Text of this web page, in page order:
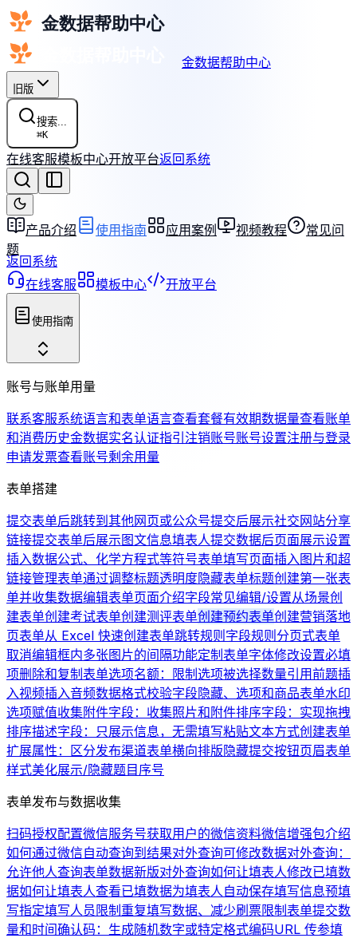
金数据帮助中心
旧版
搜索...
⌘K
在线客服模板中心开放平台返回系统
产品介绍 使用指南 应用案例 视频教程
常见问
题
返回系统
在线客服
模板中心 开放平台
使用指南
账号与账单用量
联系客服系统语言和表单语言查看套餐有效期数据量查看账单
和消费历史金数据实名认证指引注销账号账号设置注册与登录
申请发票查看账号剩余用量
表单搭建
提交表单后跳转到其他网页或公众号提交后展示社交网站分享
链接提交表单后展示图文信息填表人提交数据后页面展示设置
插入数据公式、化学方程式等符号表单填写页面插入图片和超
链接管理表单通过调整标题透明度隐藏表单标题创建第一张表
单并收集数据编辑表单页面介绍字段常见编辑/设置从场景创
建表单创建考试表单创建测评表单创建预约表单创建营销落地
页表单从 Excel 快速创建表单跳转规则字段规则分页式表单
取消编辑框内多张图片的间隔功能定制表单字体修改设置必填
项删除和复制表单选项名额：限制选项被选择数量引用前题插
入视频插入音频数据格式校验字段隐藏、选项和商品表单水印
选项赋值收集附件字段：收集照片和附件排序字段：实现拖拽
排序描述字段：只展示信息，无需填写粘贴文本方式创建表单
扩展属性：区分发布渠道表单横向排版隐藏提交按钮页眉表单
样式美化展示/隐藏题目序号
表单发布与数据收集
扫码授权配置微信服务号获取用户的微信资料微信增强包介绍
如何通过微信自动查询到结果对外查询可修改数据对外查询：
允许他人查询表单数据新版对外查询如何让填表人修改已填数
据如何让填表人查看已填数据为填表人自动保存填写信息预填
写指定填写人员限制重复填写数据、减少刷票限制表单提交数
量和时间确认码：生成随机数字或特定格式编码URL 传参填